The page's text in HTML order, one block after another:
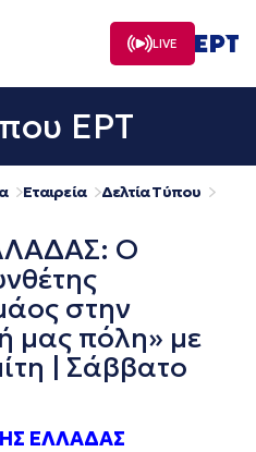
LIVE
ΕΡΤ
Εταιρεία
Δελτία Τύπου
Ο
στην
μας πόλη» με
| Σάββατο
ΕΛΛΑΔΑΣ